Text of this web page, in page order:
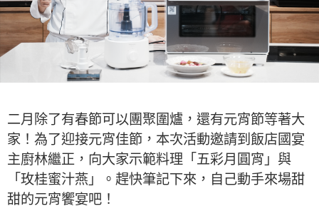
二月除了有春節可以團聚圍爐，還有元宵節等著大
家！為了迎接元宵佳節，本次活動邀請到飯店國宴
主廚林繼正，向大家示範料理「五彩月圓宵」與
「玫桂蜜汁燕」。趕快筆記下來，自己動手來場甜
甜的元宵饗宴吧！